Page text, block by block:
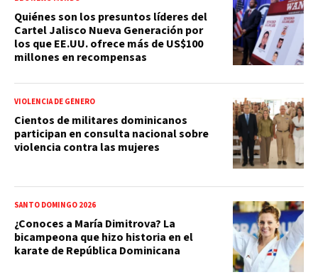
Quiénes son los presuntos líderes del
Cartel Jalisco Nueva Generación por
los que EE.UU. ofrece más de US$100
millones en recompensas
VIOLENCIA DE GÉNERO
Cientos de militares dominicanos
participan en consulta nacional sobre
violencia contra las mujeres
SANTO DOMINGO 2026
¿Conoces a María Dimitrova? La
bicampeona que hizo historia en el
karate de República Dominicana